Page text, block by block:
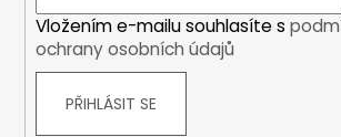
Vložením e-mailu souhlasíte s
ochrany osobních údajů
PŘIHLÁSIT SE